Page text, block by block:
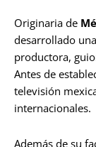
Originaria de
desarrollado
productora,
Antes de
televisión
internacionales.
Además de su